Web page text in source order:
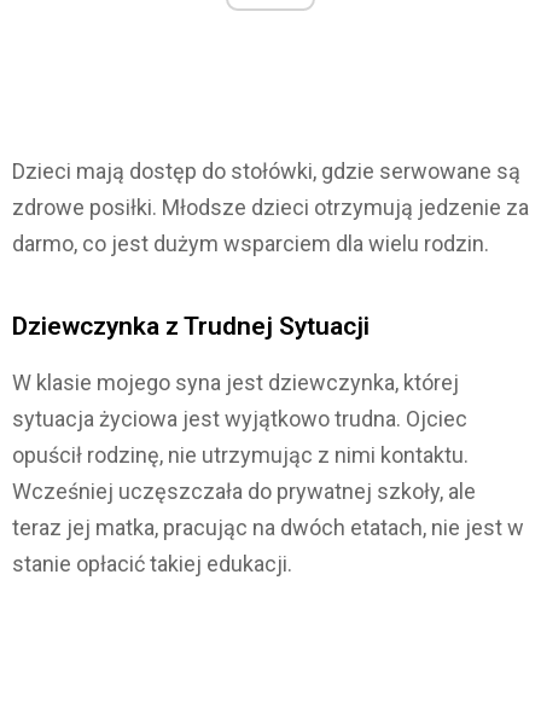
Dzieci mają dostęp do stołówki, gdzie serwowane są
zdrowe posiłki. Młodsze dzieci otrzymują jedzenie za
darmo, co jest dużym wsparciem dla wielu rodzin.
Dziewczynka z Trudnej Sytuacji
W klasie mojego syna jest dziewczynka, której
sytuacja życiowa jest wyjątkowo trudna. Ojciec
opuścił rodzinę, nie utrzymując z nimi kontaktu.
Wcześniej uczęszczała do prywatnej szkoły, ale
teraz jej matka, pracując na dwóch etatach, nie jest w
stanie opłacić takiej edukacji.